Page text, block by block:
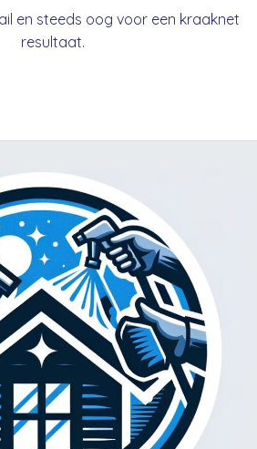
en steeds oog voor een kraaknet
resultaat.